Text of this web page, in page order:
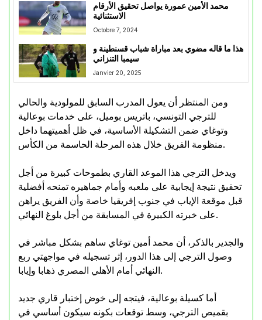
محمد الأمين عمورة يواصل تحقيق الأرقام
الاستثنائية
Octobre 7, 2024
هذا ما قاله مضوي بعد مباراة شباب قسنطينة و
سيمبا التنزاني
Janvier 20, 2025
ومن المنتظر أن يعول المدرب السابق للمولودية والحالي
للترجي التونسي، باتريس بوميل، على خدمات بوعالية
وتوغاي ضمن التشكيلة الأساسية، في ظل أهميتهما داخل
منظومة الفريق خلال هذه المرحلة الحاسمة من الكأس.
ويدخل الترجي هذا الموعد القاري بطموحات كبيرة من أجل
تحقيق نتيجة إيجابية على ملعبه وأمام جماهيره تمنحه أفضلية
قبل موقعة الإياب في جنوب إفريقيا خاصة وأن الفريق يراهن
على خبرته الكبيرة في المسابقة من أجل بلوغ النهائي.
والجدير بالذكر، أن محمد أمين توغاي ساهم بشكل مباشر في
وصول الترجي إلى هذا الدور، إثر تسجيله في مواجهتي ربع
النهائي أمام الأهلي المصري ذهابا وإيابا.
أما كسيلة بوعالية، فيتجه إلى خوض إختبار قاري جديد
بقميص الترجي، وسط توقعات بكونه سيكون أساسي في